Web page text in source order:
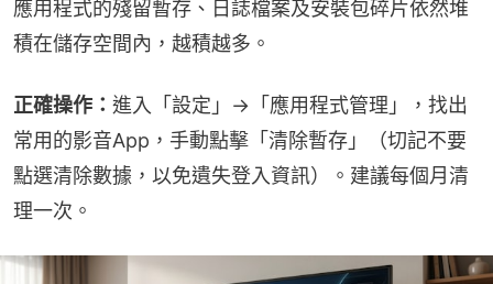
應用程式的殘留暫存、日誌檔案及安裝包碎片依然堆
積在儲存空間內，越積越多。
正確操作： 進入「設定」→「應用程式管理」，找出
常用的影音App，手動點擊「清除暫存」（切記不要
點選清除數據，以免遺失登入資訊）。建議每個月清
理一次。